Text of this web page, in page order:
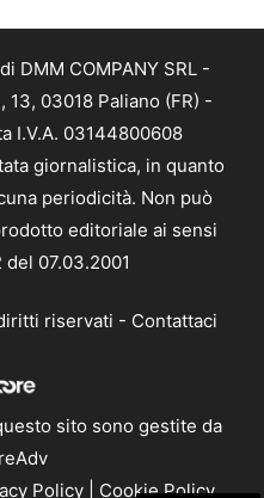
DMM COMPANY SRL -
03018 Paliano (FR) -
I.V.A. 03144800608
giornalistica, in quanto
periodicità. Non può
editoriale ai sensi
07.03.2001
riservati - Contattaci
sito sono gestite da
Policy| Cookie Policy